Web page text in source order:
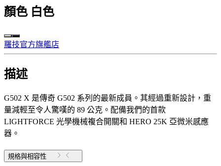
顏色 白色
羅技官方旗艦店
描述
G502 X 是傳奇 G502 系列的最新成員。其經過重新設計，重
量減輕至令人驚嘆的 89 公克。配備我們的首款
LIGHTFORCE 光學機械複合開關和 HERO 25K 亞微米感應
器。
規格與相容性